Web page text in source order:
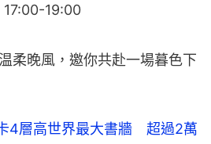
17:00-19:00
柔晚風，邀你共赴一場暮色下
4層高世界最大書牆 超過2萬